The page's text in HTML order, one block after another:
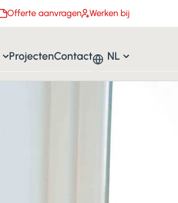
Offerte aanvragen Werken bij
ProjectenContact NL
Nederlands
English